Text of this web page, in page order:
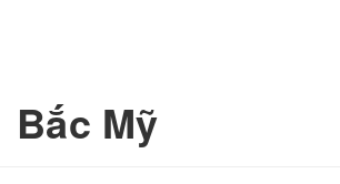
Bắc Mỹ